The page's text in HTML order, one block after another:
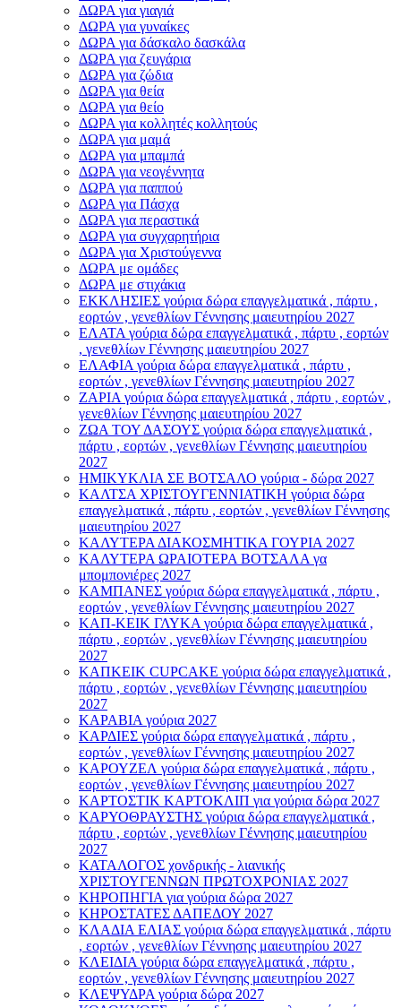
ΔΩΡΑ για γιαγιά
ΔΩΡΑ για γυναίκες
ΔΩΡΑ για δάσκαλο δασκάλα
ΔΩΡΑ για ζευγάρια
ΔΩΡΑ για ζώδια
ΔΩΡΑ για θεία
ΔΩΡΑ για θείο
ΔΩΡΑ για κολλητές κολλητούς
ΔΩΡΑ για μαμά
ΔΩΡΑ για μπαμπά
ΔΩΡΑ για νεογέννητα
ΔΩΡΑ για παππού
ΔΩΡΑ για Πάσχα
ΔΩΡΑ για περαστικά
ΔΩΡΑ για συγχαρητήρια
ΔΩΡΑ για Χριστούγεννα
ΔΩΡΑ με ομάδες
ΔΩΡΑ με στιχάκια
ΕΚΚΛΗΣΙΕΣ γούρια δώρα επαγγελματικά , πάρτυ ,
εορτών , γενεθλίων Γέννησης μαιευτηρίου 2027
ΕΛΑΤΑ γούρια δώρα επαγγελματικά , πάρτυ , εορτών
, γενεθλίων Γέννησης μαιευτηρίου 2027
ΕΛΑΦΙΑ γούρια δώρα επαγγελματικά , πάρτυ ,
εορτών , γενεθλίων Γέννησης μαιευτηρίου 2027
ΖΑΡΙΑ γούρια δώρα επαγγελματικά , πάρτυ , εορτών ,
γενεθλίων Γέννησης μαιευτηρίου 2027
ΖΩΑ ΤΟΥ ΔΑΣΟΥΣ γούρια δώρα επαγγελματικά ,
πάρτυ , εορτών , γενεθλίων Γέννησης μαιευτηρίου
2027
ΗΜΙΚΥΚΛΙΑ ΣΕ ΒΟΤΣΑΛΟ γούρια - δώρα 2027
ΚΑΛΤΣΑ ΧΡΙΣΤΟΥΓΕΝΝΙΑΤΙΚΗ γούρια δώρα
επαγγελματικά , πάρτυ , εορτών , γενεθλίων Γέννησης
μαιευτηρίου 2027
ΚΑΛΥΤΕΡΑ ΔΙΑΚΟΣΜΗΤΙΚΑ ΓΟΥΡΙΑ 2027
ΚΑΛΥΤΕΡΑ ΩΡΑΙΟΤΕΡΑ ΒΟΤΣΑΛΑ γα
μπομπονιέρες 2027
ΚΑΜΠΑΝΕΣ γούρια δώρα επαγγελματικά , πάρτυ ,
εορτών , γενεθλίων Γέννησης μαιευτηρίου 2027
ΚΑΠ-ΚΕΙΚ ΓΛΥΚΑ γούρια δώρα επαγγελματικά ,
πάρτυ , εορτών , γενεθλίων Γέννησης μαιευτηρίου
2027
ΚΑΠΚΕΙΚ CUPCAKE γούρια δώρα επαγγελματικά ,
πάρτυ , εορτών , γενεθλίων Γέννησης μαιευτηρίου
2027
ΚΑΡΑΒΙΑ γούρια 2027
ΚΑΡΔΙΕΣ γούρια δώρα επαγγελματικά , πάρτυ ,
εορτών , γενεθλίων Γέννησης μαιευτηρίου 2027
ΚΑΡΟΥΖΕΛ γούρια δώρα επαγγελματικά , πάρτυ ,
εορτών , γενεθλίων Γέννησης μαιευτηρίου 2027
ΚΑΡΤΟΣΤΙΚ ΚΑΡΤΟΚΛΙΠ για γούρια δώρα 2027
ΚΑΡΥΟΘΡΑΥΣΤΗΣ γούρια δώρα επαγγελματικά ,
πάρτυ , εορτών , γενεθλίων Γέννησης μαιευτηρίου
2027
ΚΑΤΑΛΟΓΟΣ χονδρικής - λιανικής
ΧΡΙΣΤΟΥΓΕΝΝΩΝ ΠΡΩΤΟΧΡΟΝΙΑΣ 2027
ΚΗΡΟΠΗΓΙΑ για γούρια δώρα 2027
ΚΗΡΟΣΤΑΤΕΣ ΔΑΠΕΔΟΥ 2027
ΚΛΑΔΙΑ ΕΛΙΑΣ γούρια δώρα επαγγελματικά , πάρτυ
, εορτών , γενεθλίων Γέννησης μαιευτηρίου 2027
ΚΛΕΙΔΙΑ γούρια δώρα επαγγελματικά , πάρτυ ,
εορτών , γενεθλίων Γέννησης μαιευτηρίου 2027
ΚΛΕΨΥΔΡΑ γούρια δώρα 2027